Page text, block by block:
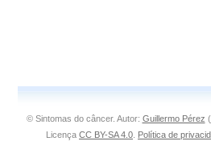
© Sintomas do câncer. Autor: Guillermo Pérez (
Licença CC BY-SA 4.0 Política de